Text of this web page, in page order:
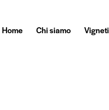
Home Chi siamo Vigneti